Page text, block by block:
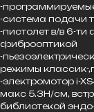
-
-система подачи
-пистолет в/в 6-
фиброоптикой
-
режимы классик-
-электромотор i-
макс 5.3Н/см,
библиотекой